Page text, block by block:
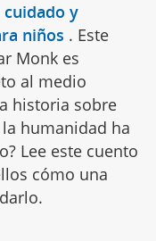
cuidado y
niños . Este
Monk es
al medio
historia sobre
humanidad ha
Lee este cuento
cómo una